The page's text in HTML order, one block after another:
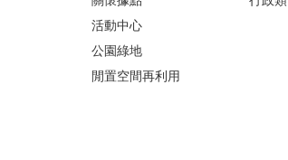
活動中心
公園綠地
閒置空間再利用